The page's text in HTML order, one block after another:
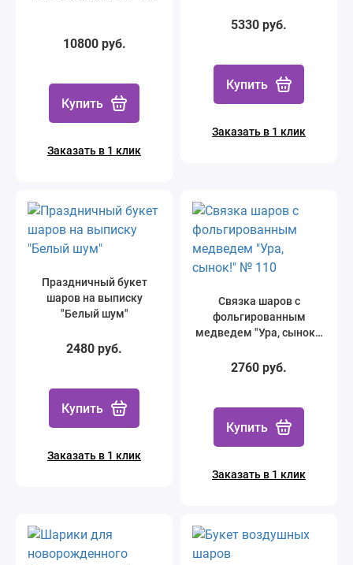
10800 руб.
Купить
Заказать в 1 клик
5330 руб.
Купить
Заказать в 1 клик
Праздничный букет
шаров на выписку
"Белый шум"
2480 руб.
Купить
Заказать в 1 клик
Связка шаров с
фольгированным
медведем "Ура, сынок!"
2760 руб.
Купить
Заказать в 1 клик